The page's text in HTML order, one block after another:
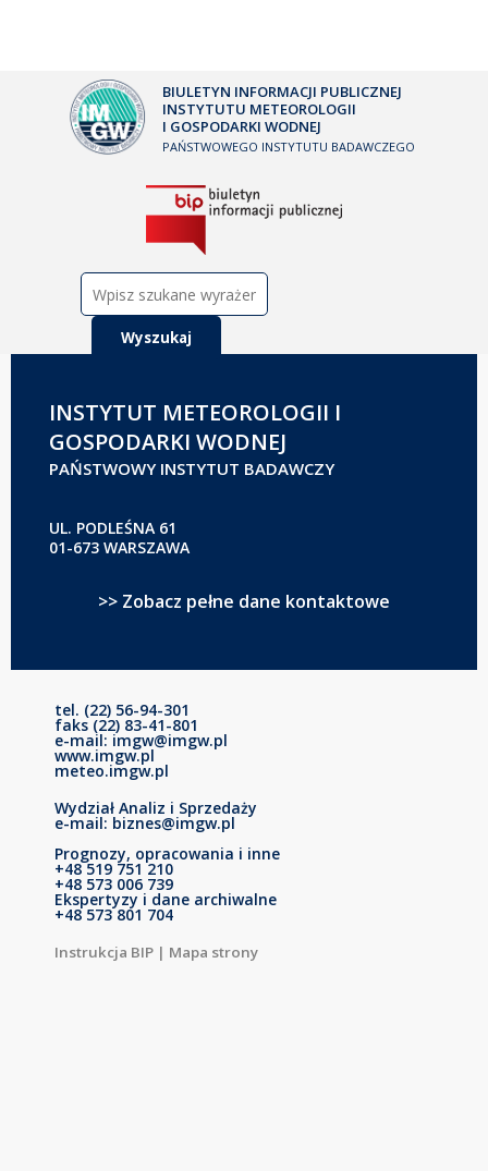
BIULETYN INFORMACJI PUBLICZNEJ
INSTYTUTU METEOROLOGII
I GOSPODARKI WODNEJ
PAŃSTWOWEGO INSTYTUTU BADAWCZEGO
INSTYTUT METEOROLOGII I
GOSPODARKI WODNEJ
PAŃSTWOWY INSTYTUT BADAWCZY
UL. PODLEŚNA 61
01-673 WARSZAWA
>> Zobacz pełne dane kontaktowe
tel. (22) 56-94-301
faks (22) 83-41-801
e-mail: imgw@imgw.pl
www.imgw.pl
meteo.imgw.pl
Wydział Analiz i Sprzedaży
e-mail: biznes@imgw.pl
Prognozy, opracowania i inne
+48 519 751 210
+48 573 006 739
Ekspertyzy i dane archiwalne
+48 573 801 704
Instrukcja BIP | Mapa strony